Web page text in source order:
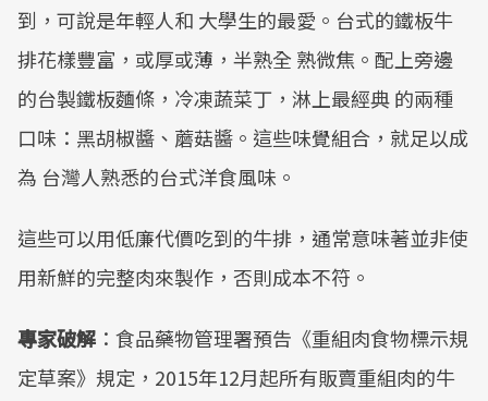
到，可說是年輕人和 大學生的最愛。台式的鐵板牛
排花樣豐富，或厚或薄，半熟全 熟微焦。配上旁邊
的台製鐵板麵條，冷凍蔬菜丁，淋上最經典 的兩種
口味：黑胡椒醬、蘑菇醬。這些味覺組合，就足以成
為 台灣人熟悉的台式洋食風味。
這些可以用低廉代價吃到的牛排，通常意味著並非使
用新鮮的完整肉來製作，否則成本不符。
專家破解 ：食品藥物管理署預告《重組肉食物標示規
定草案》規定，2015年12月起所有販賣重組肉的牛